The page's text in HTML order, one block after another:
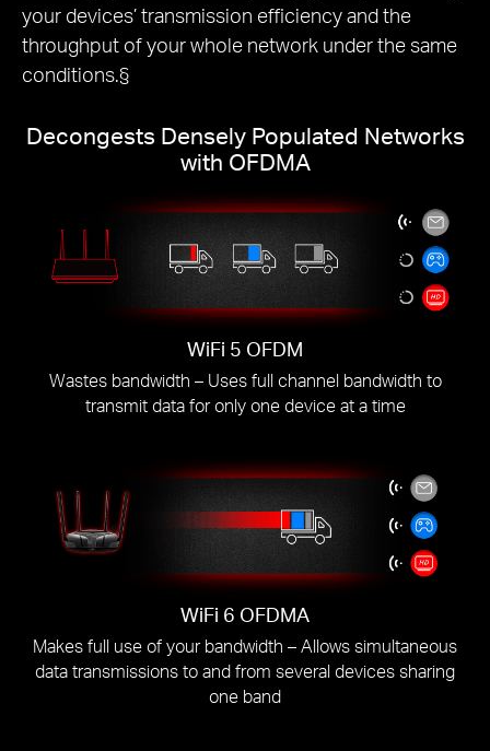
your devices’ transmission efficiency and the
throughput of your whole network under the same
conditions.§
Decongests Densely Populated Networks
with OFDMA
WiFi 5 OFDM
Wastes bandwidth – Uses full channel bandwidth to
transmit data for only one device at a time
WiFi 6 OFDMA
Makes full use of your bandwidth – Allows simultaneous
data transmissions to and from several devices sharing
one band